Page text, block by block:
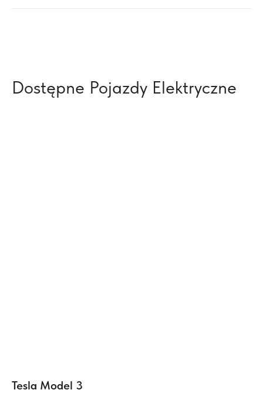
Dostępne Pojazdy Elektryczne
Tesla Model 3